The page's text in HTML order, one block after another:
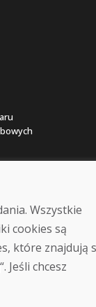
prawa zastrzeżone
tworzenie sklepów
Wszystkie
cookies są
które znajdują
Jeśli chcesz